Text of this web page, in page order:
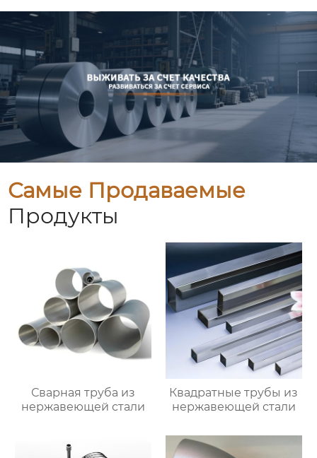
Самые Продаваемые
Продукты
Сварная труба из
нержавеющей стали
Квадратные трубы из
нержавеющей стали